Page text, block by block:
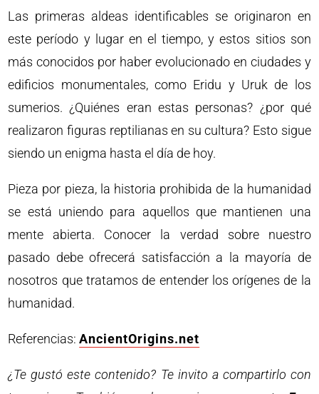
Las primeras aldeas identificables se originaron en
este período y lugar en el tiempo, y estos sitios son
más conocidos por haber evolucionado en ciudades y
edificios monumentales, como Eridu y Uruk de los
sumerios. ¿Quiénes eran estas personas? ¿por qué
realizaron figuras reptilianas en su cultura? Esto sigue
siendo un enigma hasta el día de hoy.
Pieza por pieza, la historia prohibida de la humanidad
se está uniendo para aquellos que mantienen una
mente abierta. Conocer la verdad sobre nuestro
pasado debe ofrecerá satisfacción a la mayoría de
nosotros que tratamos de entender los orígenes de la
humanidad.
Referencias:AncientOrigins.net
¿Te gustó este contenido? Te invito a compartirlo con